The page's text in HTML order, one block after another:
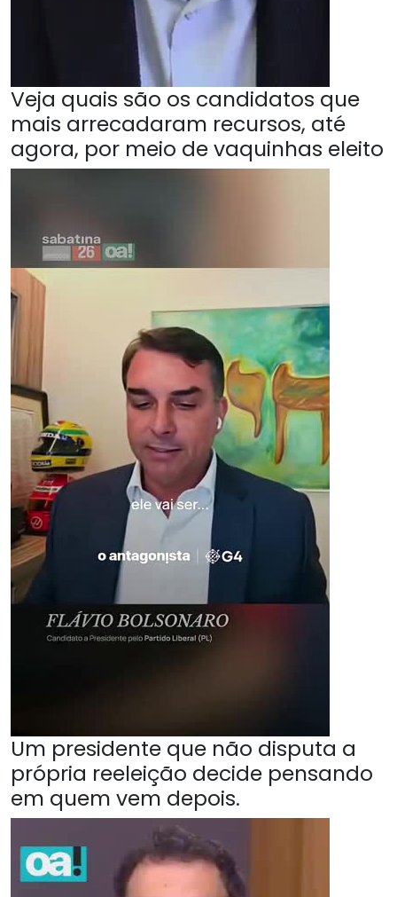
Veja quais são os candidatos que
mais arrecadaram recursos, até
agora, por meio de vaquinhas eleito
Um presidente que não disputa a
própria reeleição decide pensando
em quem vem depois.